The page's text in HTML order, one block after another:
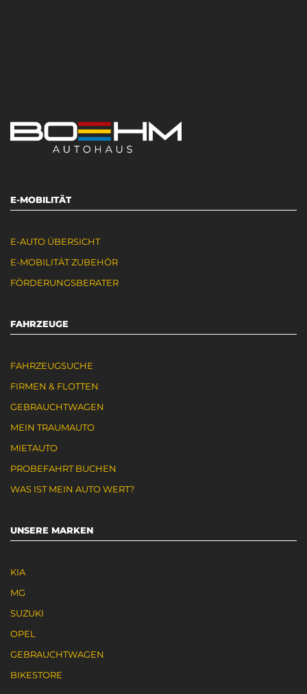
E-MOBILITÄT
E-AUTO ÜBERSICHT
E-MOBILITÄT ZUBEHÖR
FÖRDERUNGSBERATER
FAHRZEUGE
FAHRZEUGSUCHE
FIRMEN & FLOTTEN
GEBRAUCHTWAGEN
MEIN TRAUMAUTO
MIETAUTO
PROBEFAHRT BUCHEN
WAS IST MEIN AUTO WERT?
UNSERE MARKEN
KIA
MG
SUZUKI
OPEL
GEBRAUCHTWAGEN
BIKESTORE